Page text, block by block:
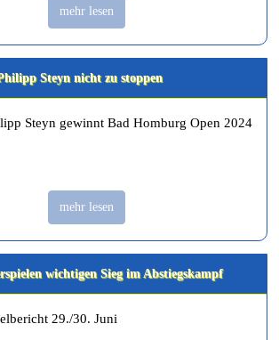
mehr lesen
Steyn nicht zu stoppen
Steyn gewinnt Bad Homburg Open 2024
mehr lesen
wichtigen Sieg im Abstiegskampf
29./30. Juni